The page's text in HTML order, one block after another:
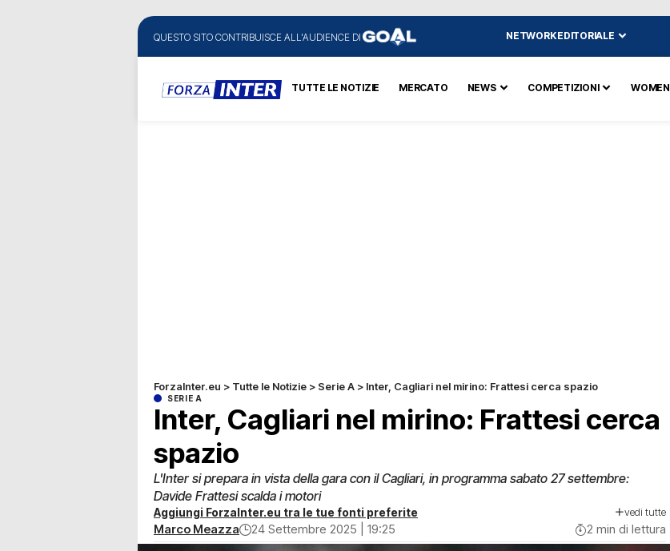
QUESTO SITO CONTRIBUISCE ALL'AUDIENCE DI NETWORK EDITORIALE
TUTTE LE NOTIZIE MERCATO NEWS COMPETIZIONI WOMEN
ForzaInter.eu > Tutte le Notizie > Serie A > Inter, Cagliari nel mirino: Frattesi cerca spazio
SERIE A
Inter, Cagliari nel mirino: Frattesi cerca
spazio
L'Inter si prepara in vista della gara con il Cagliari, in programma sabato 27 settembre:
Davide Frattesi scalda i motori
Aggiungi ForzaInter.eu tra le tue fonti preferite vedi tutte
Marco Meazza 24 Settembre 2025 | 19:25 2 min di lettura